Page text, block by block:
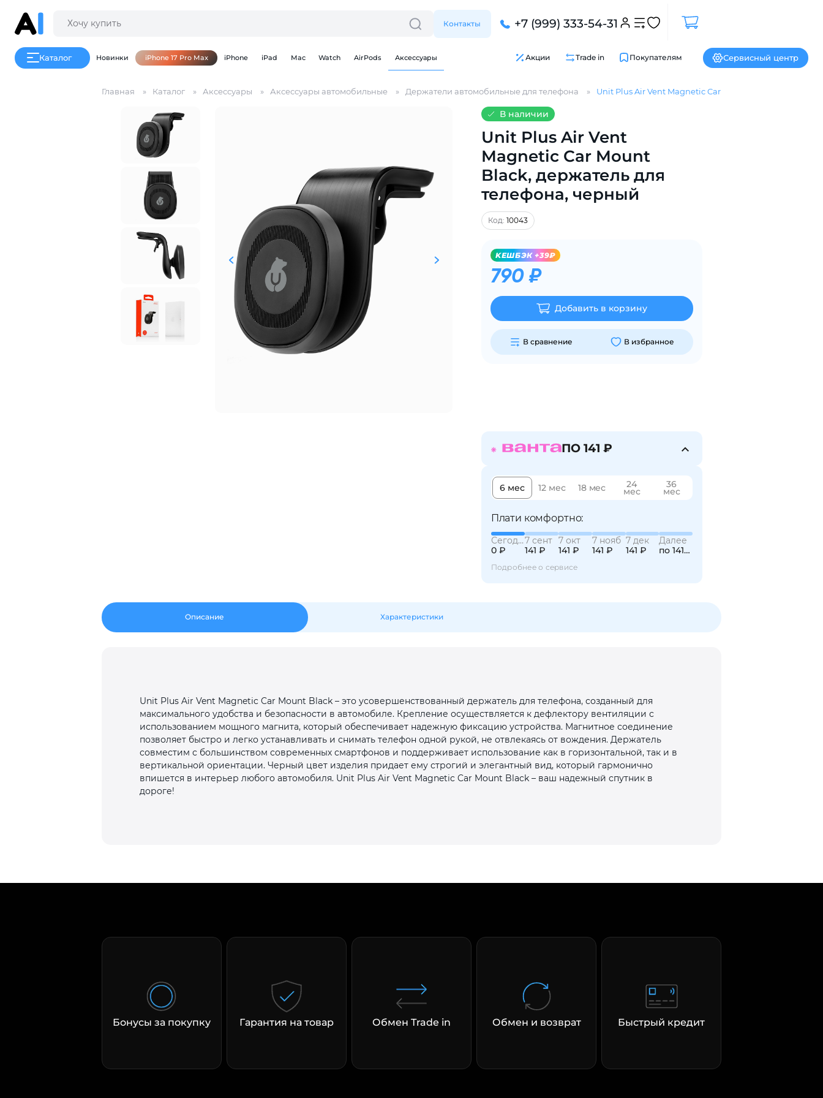
Контакты +7 (999) 333-54-31
Каталог Новинки iPhone 17 Pro Max iPhone iPad Mac Watch AirPods Аксессуары Акции Trade in Покупателям Сервисный центр
Главная Каталог Аксессуары Аксессуары автомобильные Держатели автомобильные для телефона Unit Plus Air Vent Magnetic Car Mount Black,
В наличии
Unit Plus Air Vent
Magnetic Car Mount
Black, держатель для
телефона, черный
Код: 10043
KЕШБЭК +39₽
790 ₽
Добавить в корзину
В сравнение В избранное
ПО 141 ₽
6 мес 12 мес 18 мес 24
мес
36
мес
Плати комфортно:
Сегодня
0 ₽
7 сент
141 ₽
7 окт
141 ₽
7 нояб
141 ₽
7 дек
141 ₽
Далее
по 141 ₽
Подробнее о сервисе
Описание Характеристики
Unit Plus Air Vent Magnetic Car Mount Black – это усовершенствованный держатель для телефона, созданный для
максимального удобства и безопасности в автомобиле. Крепление осуществляется к дефлектору вентиляции с
использованием мощного магнита, который обеспечивает надежную фиксацию устройства. Магнитное соединение
позволяет быстро и легко устанавливать и снимать телефон одной рукой, не отвлекаясь от вождения. Держатель
совместим с большинством современных смартфонов и поддерживает использование как в горизонтальной, так и в
вертикальной ориентации. Черный цвет изделия придает ему строгий и элегантный вид, который гармонично
впишется в интерьер любого автомобиля. Unit Plus Air Vent Magnetic Car Mount Black – ваш надежный спутник в
дороге!
Бонусы за покупку Гарантия на товар Обмен Trade in Обмен и возврат Быстрый кредит
Для клиентов всех банков
Разбейтеоплату
на частибез переплат
График платежей
Сегодня
25 %
Подробнее
25
раз в 2
недели
Остались вопросы?
8 800 302-02-51
plait.ru